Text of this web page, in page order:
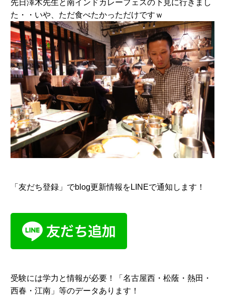
先日澤木先生と南インドカレーフェスの下見に行きまし
た・・いや、ただ食べたかっただけですｗ
「友だち登録」でblog更新情報をLINEで通知します！
受験には学力と情報が必要！「名古屋西・松蔭・熱田・
西春・江南」等のデータあります！